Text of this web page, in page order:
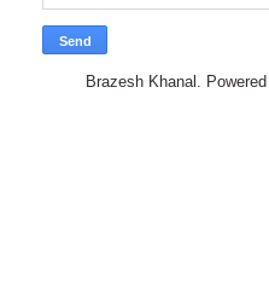
Brazesh Khanal.